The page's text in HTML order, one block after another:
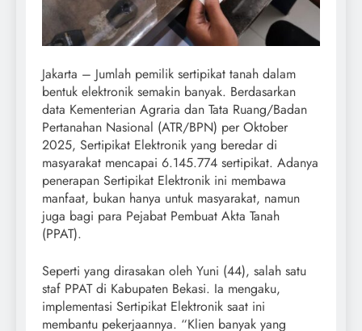
Jakarta – Jumlah pemilik sertipikat tanah dalam
bentuk elektronik semakin banyak. Berdasarkan
data Kementerian Agraria dan Tata Ruang/Badan
Pertanahan Nasional (ATR/BPN) per Oktober
2025, Sertipikat Elektronik yang beredar di
masyarakat mencapai 6.145.774 sertipikat. Adanya
penerapan Sertipikat Elektronik ini membawa
manfaat, bukan hanya untuk masyarakat, namun
juga bagi para Pejabat Pembuat Akta Tanah
(PPAT).
Seperti yang dirasakan oleh Yuni (44), salah satu
staf PPAT di Kabupaten Bekasi. Ia mengaku,
implementasi Sertipikat Elektronik saat ini
membantu pekerjaannya. “Klien banyak yang